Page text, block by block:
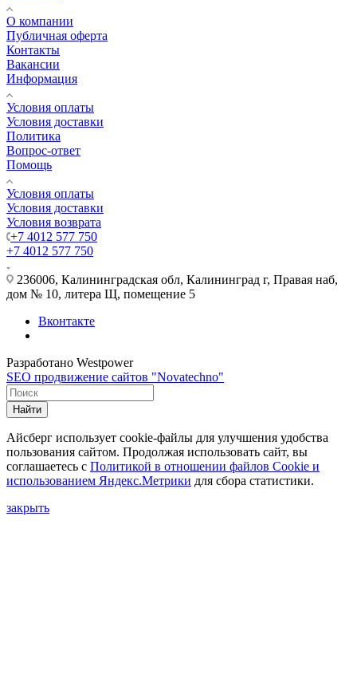
О компании
Публичная оферта
Контакты
Вакансии
Информация
Условия оплаты
Условия доставки
Политика
Вопрос-ответ
Помощь
Условия оплаты
Условия доставки
Условия возврата
+7 4012 577 750
+7 4012 577 750
236006, Калининградская обл, Калининград г, Правая наб,
дом № 10, литера Щ, помещение 5
Вконтакте
Разработано Westpower
SEO продвижение сайтов "Novatechno"
Найти
Айсберг использует cookie-файлы для улучшения удобства
пользования сайтом. Продолжая использовать сайт, вы
соглашаетесь с Политикой в отношении файлов Сookie и
использованием Яндекс.Метрики для сбора статистики.
закрыть